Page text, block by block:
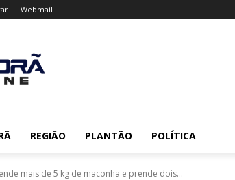
Webmail
REGIÃO PLANTÃO POLÍTICA
mais de 5 kg de maconha e prende dois...